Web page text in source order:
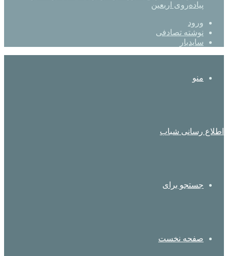
پیاده‌روی اربعین
ورود
نوشته تصادفی
سایدبار
منو
اطلاع رسانی شباب
جستجو برای
صفحه نخست